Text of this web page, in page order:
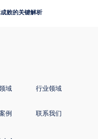
败的关键解析
域 行业领域
例 联系我们